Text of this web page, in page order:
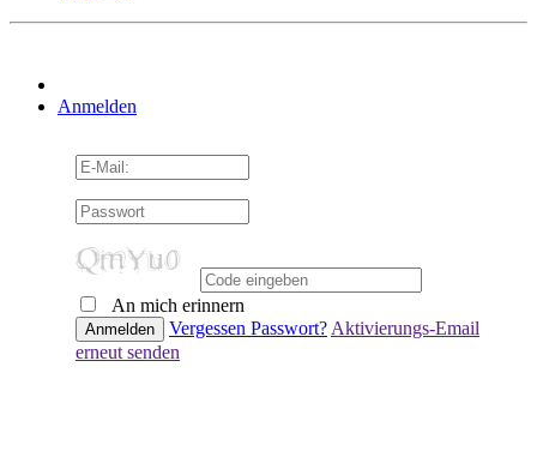
Anmelden
An mich erinnern
Vergessen Passwort? Aktivierungs-Email
erneut senden